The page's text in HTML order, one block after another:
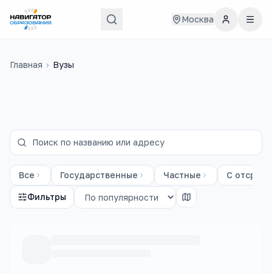
Москва
Главная › Вузы
Все Государственные Частные С
Фильтры